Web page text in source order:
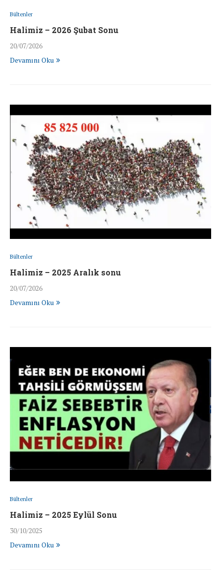
Bültenler
Halimiz – 2026 Şubat Sonu
20/07/2026
Devamını Oku
Bültenler
Halimiz – 2025 Aralık sonu
20/07/2026
Devamını Oku
Bültenler
Halimiz – 2025 Eylül Sonu
30/10/2025
Devamını Oku